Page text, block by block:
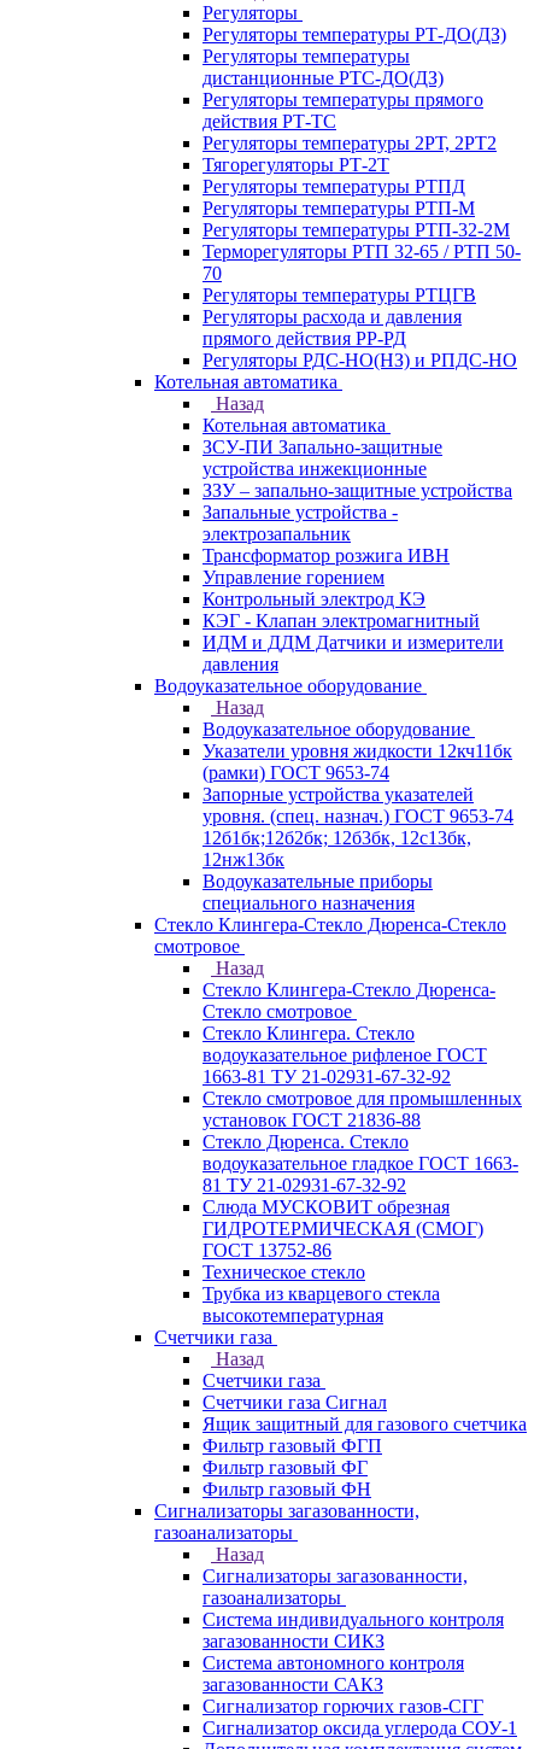
Регуляторы
Регуляторы температуры РТ-ДО(ДЗ)
Регуляторы температуры
дистанционные РТС-ДО(ДЗ)
Регуляторы температуры прямого
действия РТ-ТС
Регуляторы температуры 2РТ, 2РT2
Тягорегуляторы РТ-2Т
Регуляторы температуры РТПД
Регуляторы температуры РТП-M
Регуляторы температуры РТП-32-2М
Терморегуляторы РТП 32-65 / РТП 50-
70
Регуляторы температуры РТЦГВ
Регуляторы расхода и давления
прямого действия РР-РД
Регуляторы РДС-НО(НЗ) и РПДС-НО
Котельная автоматика
Назад
Котельная автоматика
ЗСУ-ПИ Запально-защитные
устройства инжекционные
ЗЗУ – запально-защитные устройства
Запальные устройства -
электрозапальник
Трансформатор розжига ИВН
Управление горением
Контрольный электрод КЭ
КЭГ - Клапан электромагнитный
ИДМ и ДДМ Датчики и измерители
давления
Водоуказательное оборудование
Назад
Водоуказательное оборудование
Указатели уровня жидкости 12кч11бк
(рамки) ГОСТ 9653-74
Запорные устройства указателей
уровня. (спец. назнач.) ГОСТ 9653-74
12б1бк;12б2бк; 12б3бк, 12с13бк,
12нж13бк
Водоуказательные приборы
специального назначения
Стекло Клингера-Стекло Дюренса-Стекло
смотровое
Назад
Стекло Клингера-Стекло Дюренса-
Стекло смотровое
Стекло Клингера. Стекло
водоуказательное рифленое ГОСТ
1663-81 ТУ 21-02931-67-32-92
Стекло смотровое для промышленных
установок ГОСТ 21836-88
Стекло Дюренса. Стекло
водоуказательное гладкое ГОСТ 1663-
81 ТУ 21-02931-67-32-92
Слюда МУСКОВИТ обрезная
ГИДРОТЕРМИЧЕСКАЯ (СМОГ)
ГОСТ 13752-86
Техническое стекло
Трубка из кварцевого стекла
высокотемпературная
Счетчики газа
Назад
Счетчики газа
Счетчики газа Сигнал
Ящик защитный для газового счетчика
Фильтр газовый ФГП
Фильтр газовый ФГ
Фильтр газовый ФН
Сигнализаторы загазованности,
газоанализаторы
Назад
Сигнализаторы загазованности,
газоанализаторы
Система индивидуального контроля
загазованности СИКЗ
Система автономного контроля
загазованности САКЗ
Сигнализатор горючих газов-СГГ
Сигнализатор оксида углерода СОУ-1